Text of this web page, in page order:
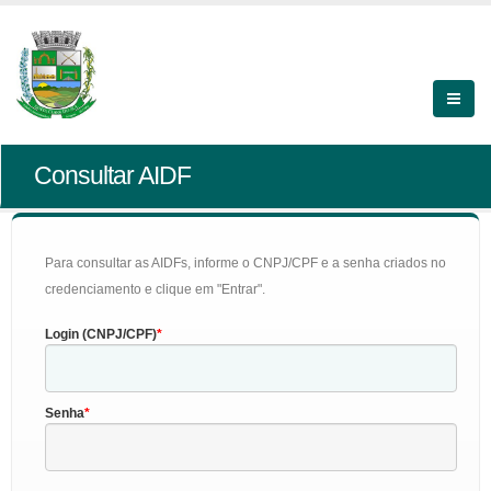
Consultar AIDF
Para consultar as AIDFs, informe o CNPJ/CPF e a senha criados no
credenciamento e clique em "Entrar".
Login (CNPJ/CPF)
Senha